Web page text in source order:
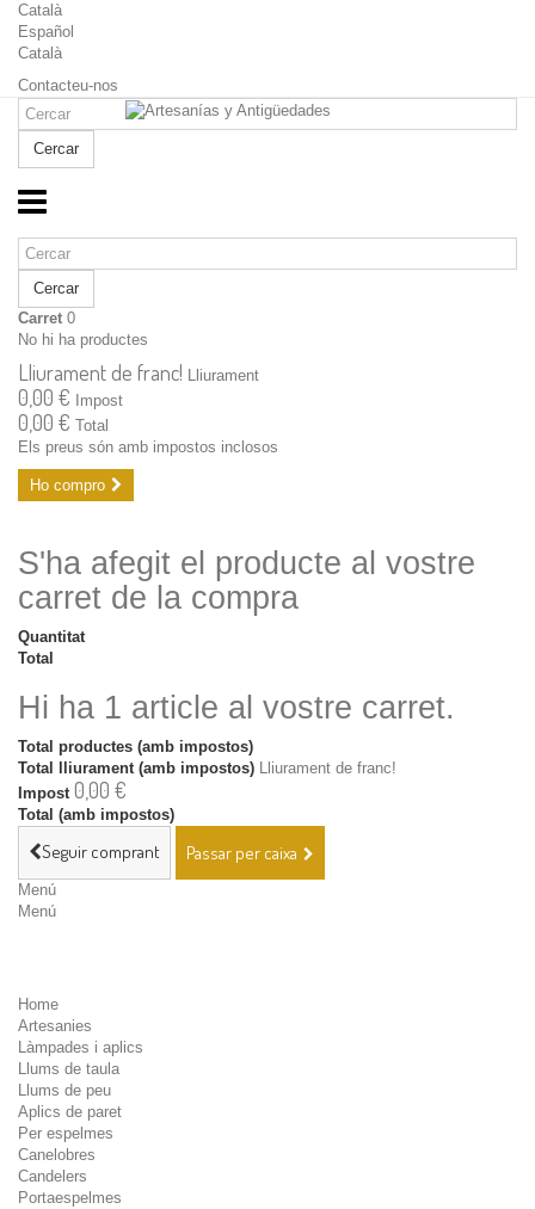
Català
Español
Català
Contacteu-nos
Cercar
Cercar
Carret 0
No hi ha productes
Lliurament de franc! Lliurament
0,00 € Impost
0,00 € Total
Els preus són amb impostos inclosos
Ho compro
S'ha afegit el producte al vostre
carret de la compra
Quantitat
Total
Hi ha 1 article al vostre carret.
Total productes (amb impostos)
Total lliurament (amb impostos) Lliurament de franc!
Impost 0,00 €
Total (amb impostos)
Seguir comprant Passar per caixa
Menú
Menú
Home
Artesanies
Làmpades i aplics
Llums de taula
Llums de peu
Aplics de paret
Per espelmes
Canelobres
Candelers
Portaespelmes